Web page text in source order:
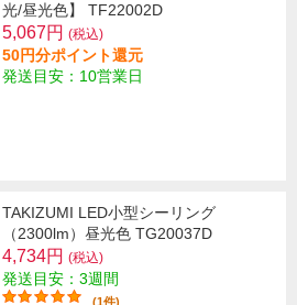
光/昼光色】 TF22002D
5,067円 (税込)
50円分ポイント還元
発送目安：10営業日
TAKIZUMI LED小型シーリング
（2300lm）昼光色 TG20037D
4,734円 (税込)
発送目安：3週間
(1件)